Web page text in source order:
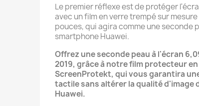
Le premier réflexe est de protéger
avec un film en verre trempé sur
pouces, qui agira comme une seconde
smartphone Huawei.
Offrez une seconde peau à l'écran
2019, grâce à notre film protecteur
ScreenProtekt, qui vous garantira
tactile sans altérer la qualité d'image
Huawei.